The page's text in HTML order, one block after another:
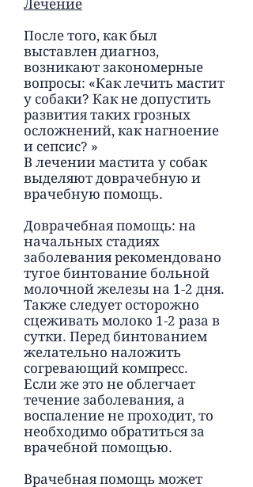
Лечение
После того, как был
выставлен диагноз,
возникают закономерные
вопросы: «Как лечить мастит
у собаки? Как не допустить
развития таких грозных
осложнений, как нагноение
и сепсис? »
В лечении мастита у собак
выделяют доврачебную и
врачебную помощь.
Доврачебная помощь: на
начальных стадиях
заболевания рекомендовано
тугое бинтование больной
молочной железы на 1-2 дня.
Также следует осторожно
сцеживать молоко 1-2 раза в
сутки. Перед бинтованием
желательно наложить
согревающий компресс.
Если же это не облегчает
течение заболевания, а
воспаление не проходит, то
необходимо обратиться за
врачебной помощью.
Врачебная помощь может